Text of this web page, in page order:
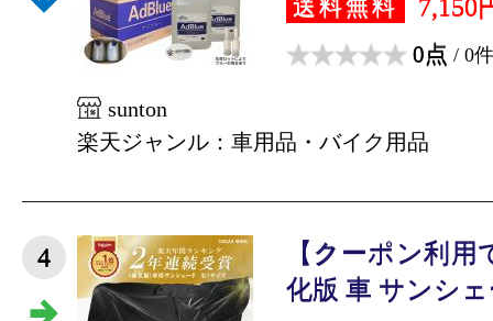
送料無料 7,150
0点 / 0件
sunton
楽天ジャンル：車用品・バイク用品
4
【クーポン利
化版 車 サンシ